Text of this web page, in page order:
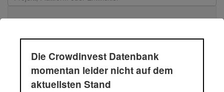
Toggle
Luudoo
Die Crowdinvest Datenbank
momentan leider nicht auf dem
aktuellsten Stand